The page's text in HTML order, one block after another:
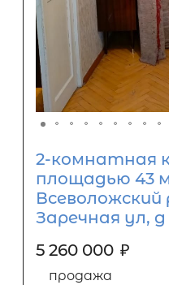
2-комнатная
площадью 43 м
Всеволожский
Заречная ул, д
5 260 000 ₽
продажа